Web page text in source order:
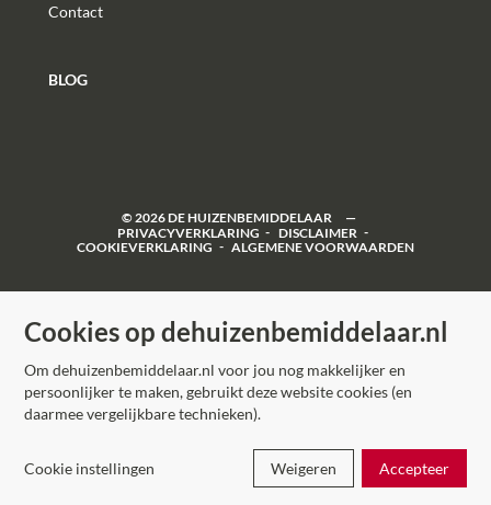
Contact
BLOG
© 2026DE HUIZENBEMIDDELAAR
PRIVACYVERKLARING
DISCLAIMER
COOKIEVERKLARING
ALGEMENE VOORWAARDEN
Cookies op dehuizenbemiddelaar.nl
Om dehuizenbemiddelaar.nl voor jou nog makkelijker en
persoonlijker te maken, gebruikt deze website cookies (en
daarmee vergelijkbare technieken).
Accepteer
Weigeren
Cookie instellingen